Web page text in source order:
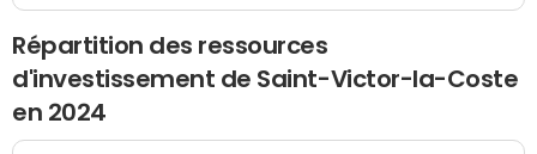
Répartition des ressources
d'investissement de Saint-Victor-la-Coste
en 2024